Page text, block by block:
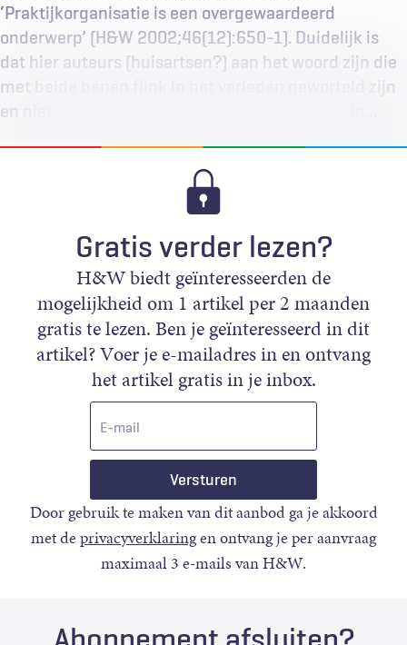
‘Praktijkorganisatie is een overgewaardeerd
onderwerp’ (H&W 2002;46(12):650-1). Duidelijk is
dat hier auteurs (huisartsen?) aan het woord zijn die
met beide benen flink in het verleden geworteld zijn
en niet van plan zijn om ook maar een stap in de…
Gratis verder lezen?
H&W biedt geïnteresseerden de
mogelijkheid om 1 artikel per 2 maanden
gratis te lezen. Ben je geïnteresseerd in dit
artikel? Voer je e-mailadres in en ontvang
het artikel gratis in je inbox.
Door gebruik te maken van dit aanbod ga je akkoord
met deprivacyverklaringen ontvang je per aanvraag
maximaal 3 e-mails van H&W.